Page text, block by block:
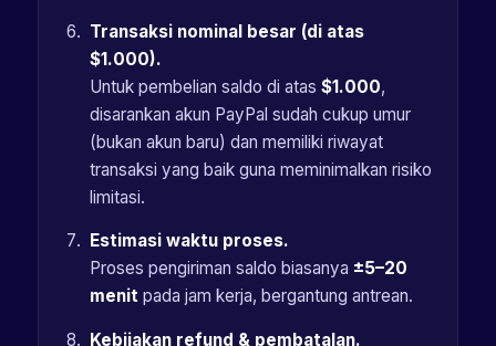
Transaksi nominal besar (di atas
$1.000).
Untuk pembelian saldo di atas $1.000,
disarankan akun PayPal sudah cukup umur
(bukan akun baru) dan memiliki riwayat
transaksi yang baik guna meminimalkan risiko
limitasi.
Estimasi waktu proses.
Proses pengiriman saldo biasanya ±5–20
menitpada jam kerja, bergantung antrean.
Kebijakan refund & pembatalan.